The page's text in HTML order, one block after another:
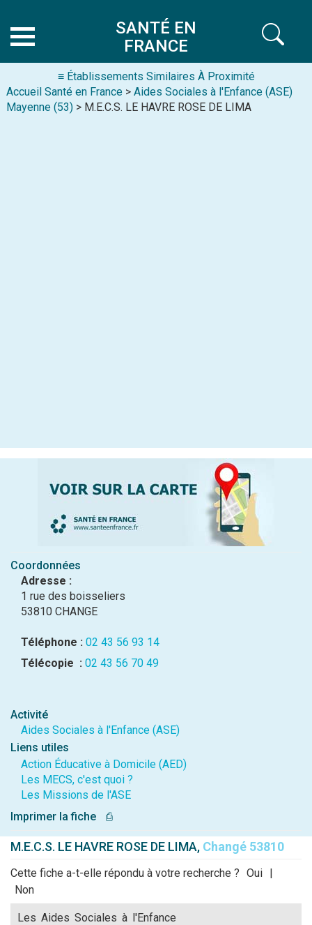
SANTÉ EN
FRANCE
≡ Établissements Similaires À Proximité
Accueil Santé en France > Aides Sociales à l'Enfance (ASE)
Mayenne (53) > M.E.C.S. LE HAVRE ROSE DE LIMA
Coordonnées
Adresse :
1 rue des boisseliers
53810 CHANGE
Téléphone : 02 43 56 93 14
Télécopie : 02 43 56 70 49
Activité
Aides Sociales à l'Enfance (ASE)
Liens utiles
Action Éducative à Domicile (AED)
Les MECS, c'est quoi ?
Les Missions de l'ASE
Imprimer la fiche
⎙
M.E.C.S. LE HAVRE ROSE DE LIMA, Changé 53810
Cette fiche a-t-elle répondu à votre recherche ? Oui |
Non
Les Aides Sociales à l'Enfance